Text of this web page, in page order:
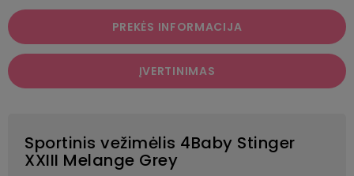
PREKĖS INFORMACIJA
ĮVERTINIMAS
Sportinis vežimėlis 4Baby Stinger
XXIII Melange Grey